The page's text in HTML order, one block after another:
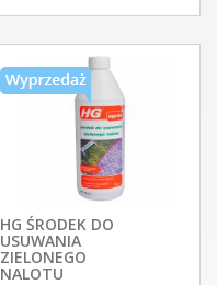
HG ŚRODEK DO
USUWANIA
ZIELONEGO
NALOTU